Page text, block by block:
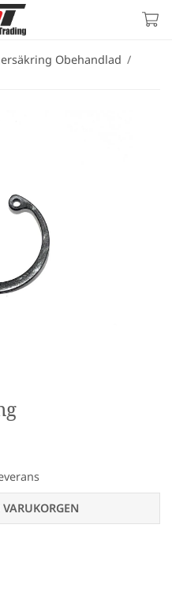
Obehandlad /